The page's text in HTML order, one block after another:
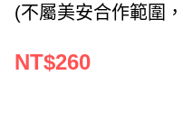
(不屬美安合作範圍
NT$260